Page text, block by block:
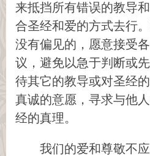
来抵挡所有错误的教导
合圣经和爱的方式去行
没有偏见的，愿意接受
议，避免以急于判断或
待其它的教导或对圣经
真诚的意愿，寻求与他
经的真理。
我们的爱和尊敬不